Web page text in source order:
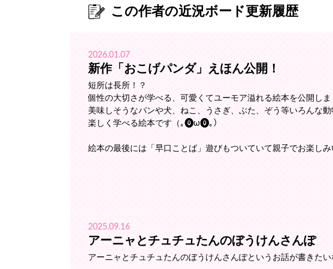
この作者の近況ボード更新履歴
2026.01.07
新作「おこげパンダ」えほん公開！
短所は長所！？
個性の大切さが学べる、可愛くてユーモア溢れる絵本を公開しま
美味しそうなパンや犬、ねこ、うさぎ、ぶた、ぞう等いろんな動
楽しく学べる絵本です（｡⓿ω⓿｡）
絵本の最後には「早口ことば」遊びもついていて親子でお楽しみ
2025.09.16
アーニャとチュチュたんのぼうけんさんぽ
アーニャとチュチュたんのぼうけんさんぽというお話が書きたい